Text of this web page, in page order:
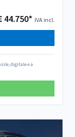
44.750* IVA incl.
digitale e a